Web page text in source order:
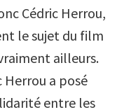
Cédric Herrou,
le sujet du film
ailleurs.
Herrou a posé
entre les